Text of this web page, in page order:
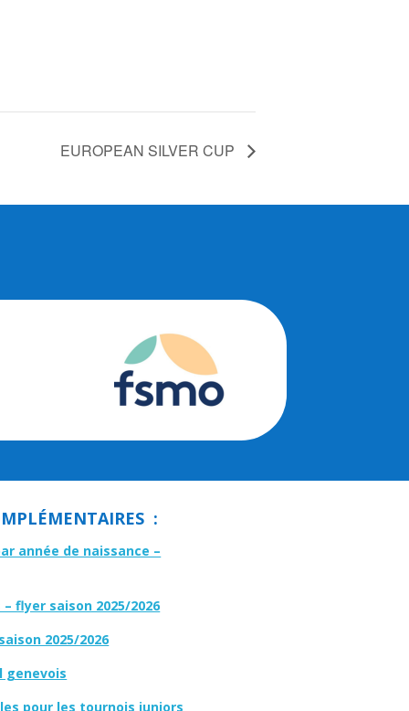
EUROPEAN SILVER CUP
:
année de naissance –
flyer saison 2025/2026
2025/2026
genevois
pour les tournois juniors